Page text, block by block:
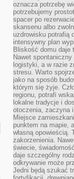
oznacza potrzebę
potrzebujemy
spacer po
skansenu albo
uzdrowisku potrafią
intensywny plan
Bliskość domu daje
Nawet
logistyki, a w razie
stresu. Warto
jako na sposób
którym się żyje.
regionu, potrafi
lokalne tradycje i
otoczenia, zaczyna
Miejsce
punktem na mapie,
własną opowieścią.
zakorzenienia.
świecie,
daje szczególny
odkrywanie może
Jedni będą szukać